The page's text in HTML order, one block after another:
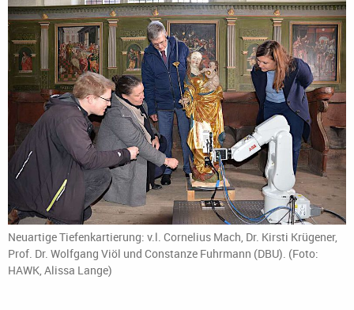
Neuartige Tiefenkartierung: v.l. Cornelius Mach, Dr. Kirsti Krügener,
Prof. Dr. Wolfgang Viöl und Constanze Fuhrmann (DBU). (Foto:
HAWK, Alissa Lange)